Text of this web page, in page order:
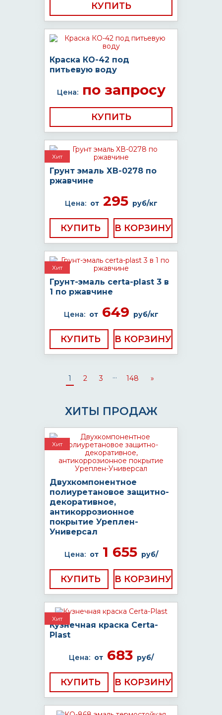
КУПИТЬ
Краска КО-42 под
питьевую воду
Цена:по запросу
КУПИТЬ
Хит
Грунт эмаль ХВ-0278 по
ржавчине
Цена: от295 руб/кг
КУПИТЬ
Хит
Грунт-эмаль certa-plast 3 в
1 по ржавчине
Цена: от649 руб/кг
КУПИТЬ
1 2 3 ... 148 »
ХИТЫ ПРОДАЖ
Хит
Двухкомпонентное
полиуретановое защитно-
декоративное,
антикоррозионное
покрытие Уреплен-
Универсал
Цена: от1 655 руб/
КУПИТЬ
Хит
Кузнечная краска Certa-
Plast
Цена: от683 руб/
КУПИТЬ